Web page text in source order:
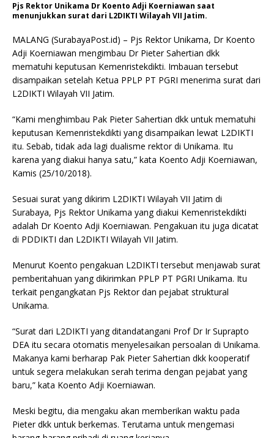
Pjs Rektor Unikama Dr Koento Adji Koerniawan saat
menunjukkan surat dari L2DIKTI Wilayah VII Jatim.
MALANG (SurabayaPost.id) – Pjs Rektor Unikama, Dr Koento
Adji Koerniawan mengimbau Dr Pieter Sahertian dkk
mematuhi keputusan Kemenristekdikti. Imbauan tersebut
disampaikan setelah Ketua PPLP PT PGRI menerima surat dari
L2DIKTI Wilayah VII Jatim.
“Kami menghimbau Pak Pieter Sahertian dkk untuk mematuhi
keputusan Kemenristekdikti yang disampaikan lewat L2DIKTI
itu. Sebab, tidak ada lagi dualisme rektor di Unikama. Itu
karena yang diakui hanya satu,” kata Koento Adji Koerniawan,
Kamis (25/10/2018).
Sesuai surat yang dikirim L2DIKTI Wilayah VII Jatim di
Surabaya, Pjs Rektor Unikama yang diakui Kemenristekdikti
adalah Dr Koento Adji Koerniawan. Pengakuan itu juga dicatat
di PDDIKTI dan L2DIKTI Wilayah VII Jatim.
Menurut Koento pengakuan L2DIKTI tersebut menjawab surat
pemberitahuan yang dikirimkan PPLP PT PGRI Unikama. Itu
terkait pengangkatan Pjs Rektor dan pejabat struktural
Unikama.
“Surat dari L2DIKTI yang ditandatangani Prof Dr Ir Suprapto
DEA itu secara otomatis menyelesaikan persoalan di Unikama.
Makanya kami berharap Pak Pieter Sahertian dkk kooperatif
untuk segera melakukan serah terima dengan pejabat yang
baru,” kata Koento Adji Koerniawan.
Meski begitu, dia mengaku akan memberikan waktu pada
Pieter dkk untuk berkemas. Terutama untuk mengemasi